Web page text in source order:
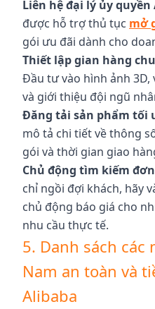
Liên hệ đại lý ủy
được hỗ trợ thủ tục mở
gói ưu đãi dành cho
Thiết lập gian hàng
Đầu tư vào hình ảnh
và giới thiệu đội ngũ
Đăng tải sản phẩm tối
mô tả chi tiết về thông
gói và thời gian giao
Chủ động tìm kiếm
chỉ ngồi đợi khách, hãy
chủ động báo giá cho
nhu cầu thực tế.
5. Danh sách các
Nam an toàn và
Alibaba